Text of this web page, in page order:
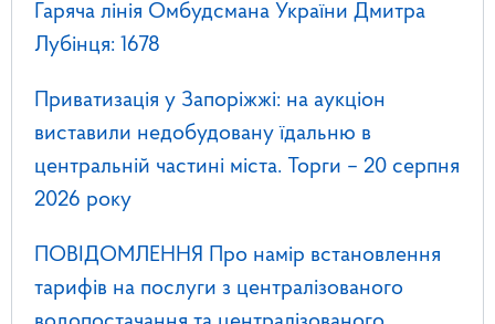
Гаряча лінія Омбудсмана України Дмитра
Лубінця: 1678
Приватизація у Запоріжжі: на аукціон
виставили недобудовану їдальню в
центральній частині міста. Торги – 20 серпня
2026 року
ПОВІДОМЛЕННЯ Про намір встановлення
тарифів на послуги з централізованого